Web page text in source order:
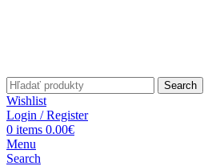
Search
Wishlist
Login / Register
0 items 0.00€
Menu
Search